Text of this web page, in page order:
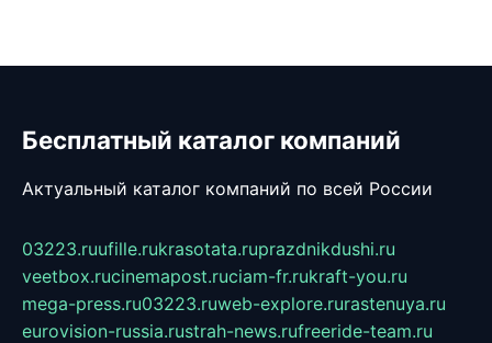
Бесплатный каталог компаний
Актуальный каталог компаний по всей России
03223.ruufille.rukrasotata.ruprazdnikdushi.ru
veetbox.rucinemapost.ruciam-fr.rukraft-you.ru
mega-press.ru03223.ruweb-explore.rurastenuya.ru
eurovision-russia.rustrah-news.rufreeride-team.ru